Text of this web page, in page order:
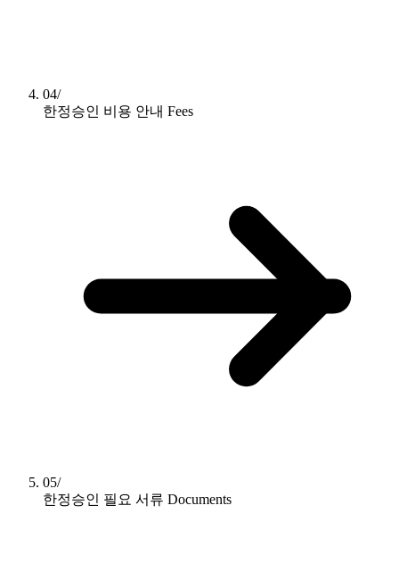
04/
한정승인 비용 안내 Fees
05/
한정승인 필요 서류 Documents